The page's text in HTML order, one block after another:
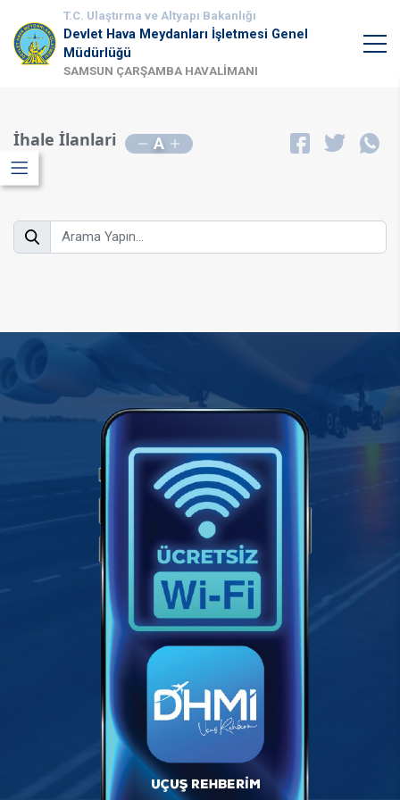
T.C. Ulaştırma ve Altyapı Bakanlığı
Devlet Hava Meydanları İşletmesi Genel
Müdürlüğü
SAMSUN ÇARŞAMBA HAVALİMANI
İhale İlanlari A